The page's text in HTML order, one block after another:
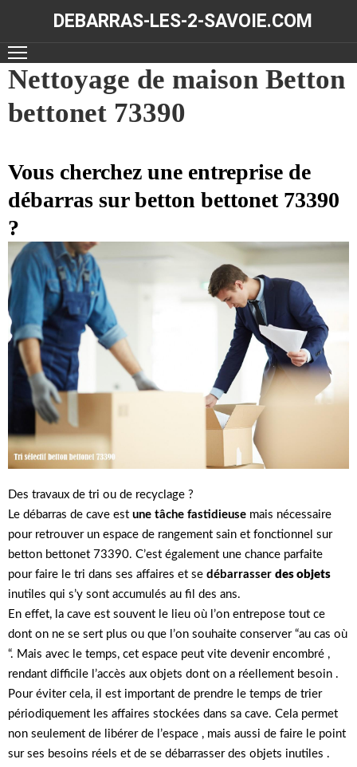
DEBARRAS-LES-2-SAVOIE.COM
ACCUEIL
DÉBARRAS
RÉALISATIONS
CONTACT
Nettoyage de maison Betton
bettonet 73390
Vous cherchez une entreprise de
débarras sur betton bettonet 73390
?
Des travaux de tri ou de recyclage ?
Le débarras de cave est une tâche fastidieuse mais nécessaire
pour retrouver un espace de rangement sain et fonctionnel sur
betton bettonet 73390. C’est également une chance parfaite
pour faire le tri dans ses affaires et se débarrasser des objets
inutiles qui s’y sont accumulés au fil des ans.
En effet, la cave est souvent le lieu où l’on entrepose tout ce
dont on ne se sert plus ou que l’on souhaite conserver “au cas où
“. Mais avec le temps, cet espace peut vite devenir encombré ,
rendant difficile l’accès aux objets dont on a réellement besoin .
Pour éviter cela, il est important de prendre le temps de trier
périodiquement les affaires stockées dans sa cave. Cela permet
non seulement de libérer de l’espace , mais aussi de faire le point
sur ses besoins réels et de se débarrasser des objets inutiles .